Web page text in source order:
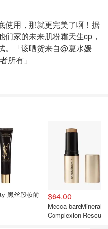
使用，那就更完美了啊！据
家的未来肌粉霜天生cp，
。「该晒货来自@夏水媛
所有」
黑丝段妆前 $64.00
Mecca bareMinerals
Complexion Rescue